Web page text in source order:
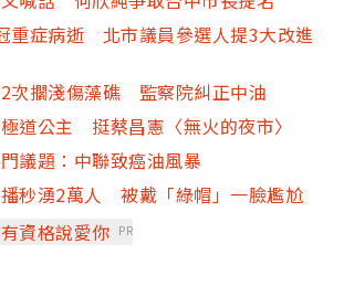
重症病逝 北市議員參選人提3大改進
次擱淺傷藻礁 監察院糾正中油
道公主 挺蔡昌憲〈無火的夜市〉
議題：中聯致癌油風暴
秒湧2萬人 被戴「綠帽」一臉尷尬
資格說愛你 PR